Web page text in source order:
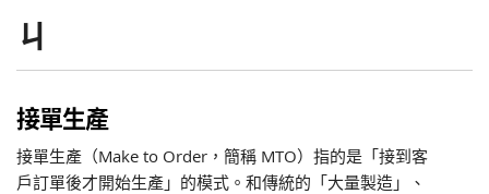
ㄐ
接單生產
接單生產（Make to Order，簡稱 MTO）指的是「接到客
戶訂單後才開始生產」的模式。和傳統的「大量製造」、